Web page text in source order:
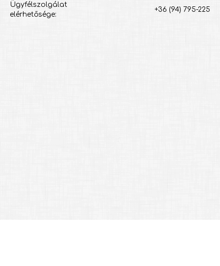
Ügyfélszolgálat
elérhetősége:
+36 (94) 795-225